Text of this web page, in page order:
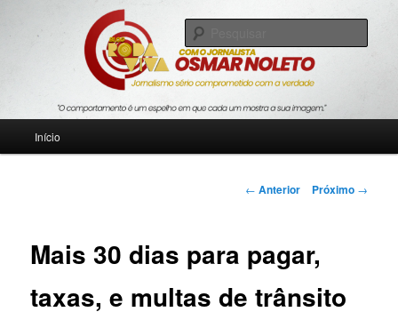
Blog Roda Viva
Jornalismo sério comprometido com a verdade
Início
Navegação
← Anterior Próximo →
Mais 30 dias para pagar,
taxas, e multas de trânsito